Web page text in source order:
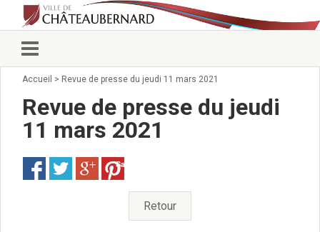
Vie municipale
Conseillers municipaux
Commissions 2026
Arrêtés du Maire
Services municipaux
Pour venir nous voir
Accueil > Revue de presse du jeudi 11 mars 2021
Revue de presse du jeudi
11 mars 2021
Save
Retour